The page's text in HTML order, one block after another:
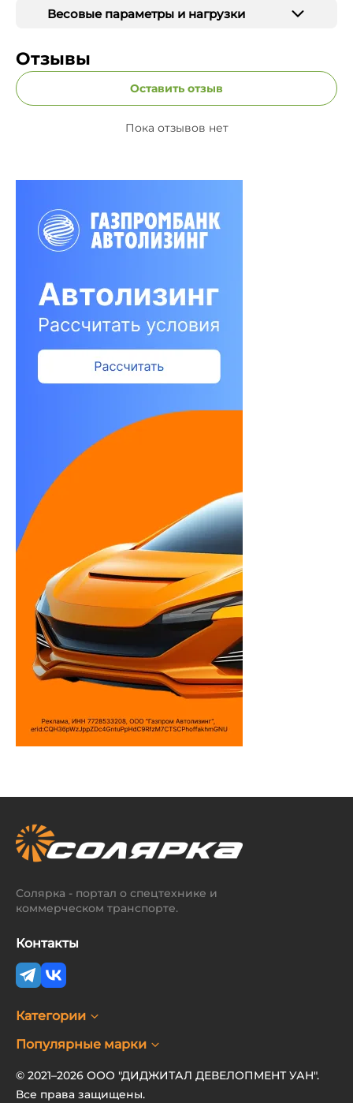
Весовые параметры и нагрузки
Отзывы
Оставить отзыв
Пока отзывов нет
Солярка - портал о спецтехнике и
коммерческом транспорте.
Контакты
Категории
Популярные марки
© 2021–2026 ООО "ДИДЖИТАЛ ДЕВЕЛОПМЕНТ УАН".
Все права защищены.